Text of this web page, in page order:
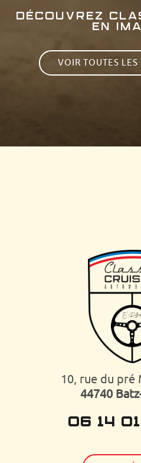
DÉCOUVREZ
EN
VOIR TOUTES
10, rue du pré
44740
06 14